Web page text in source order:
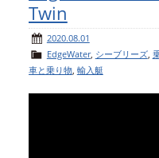
Twin
2020.08.01
EdgeWater, シーブリーズ,
車と乗り物, 輸入艇